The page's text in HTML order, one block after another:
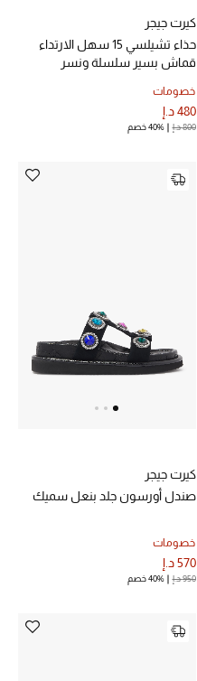
كيرت جيجر
حذاء تشيلسي 15 سهل الارتداء
قماش بسير سلسلة ونسر
خصومات
480 د.إ
800 د.إ 40% خصم
كيرت جيجر
صندل أورسون جلد بنعل سميك
خصومات
570 د.إ
950 د.إ 40% خصم